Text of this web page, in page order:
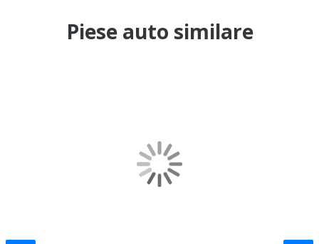
Piese auto similare